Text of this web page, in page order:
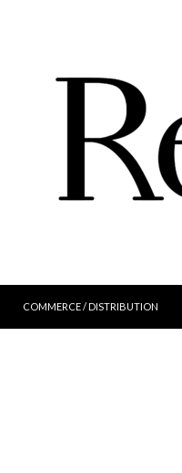
COMMERCE / DISTRIBUTION